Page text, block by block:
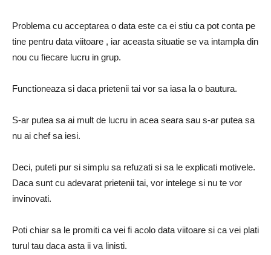
Problema cu acceptarea o data este ca ei stiu ca pot conta pe
tine pentru data viitoare , iar aceasta situatie se va intampla din
nou cu fiecare lucru in grup.
Functioneaza si daca prietenii tai vor sa iasa la o bautura.
S-ar putea sa ai mult de lucru in acea seara sau s-ar putea sa
nu ai chef sa iesi.
Deci, puteti pur si simplu sa refuzati si sa le explicati motivele.
Daca sunt cu adevarat prietenii tai, vor intelege si nu te vor
invinovati.
Poti chiar sa le promiti ca vei fi acolo data viitoare si ca vei plati
turul tau daca asta ii va linisti.